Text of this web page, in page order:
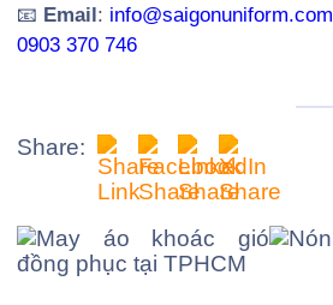
📧 Email: info@saigonuniform.com
0903 370 746
Share: